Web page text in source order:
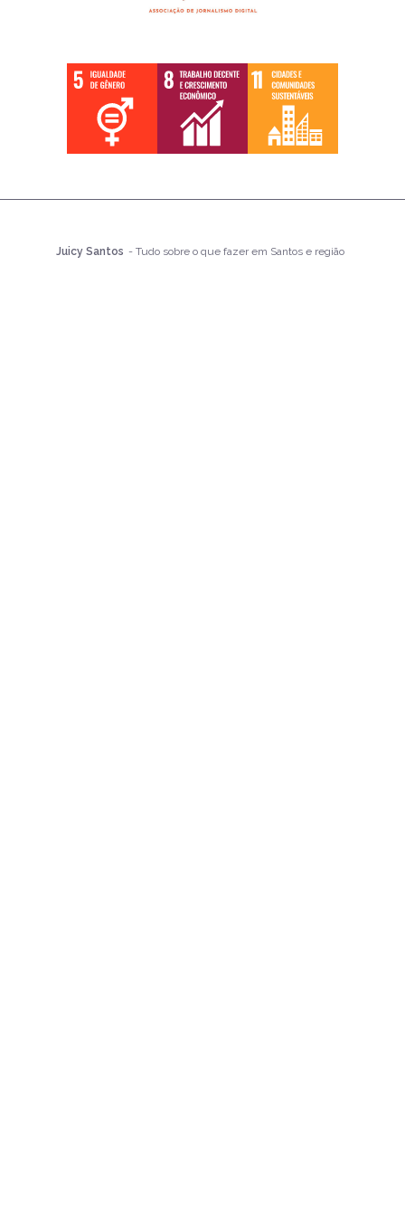
Juicy Santos - Tudo sobre o que fazer em Santos e região